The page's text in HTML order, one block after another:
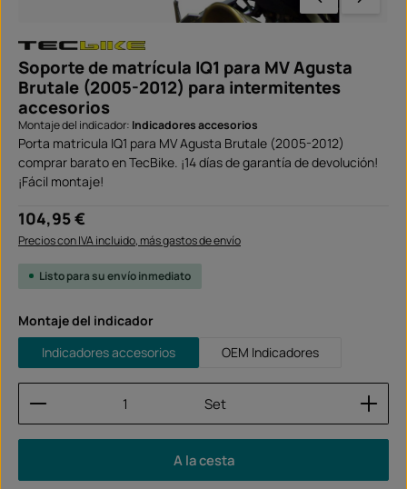
Soporte de matrícula IQ1 para MV Agusta
Brutale (2005-2012) para intermitentes
accesorios
Montaje del indicador: Indicadores accesorios
Porta matricula IQ1 para MV Agusta Brutale (2005-2012)
comprar barato en TecBike. ¡14 días de garantía de devolución!
¡Fácil montaje!
Precio normal:
104,95 €
Precios con IVA incluido, más gastos de envío
Listo para su envío inmediato
Seleccione
Montaje del indicador
Indicadores accesorios
OEM Indicadores
Cantidad del producto: introduce la cantidad
Set
A la cesta